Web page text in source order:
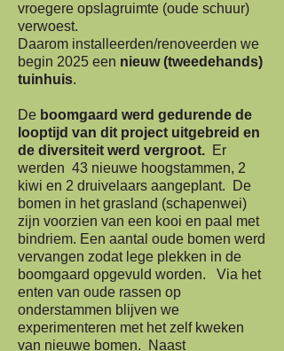
vroegere opslagruimte (oude schuur)
verwoest.
Daarom installeerden/renoveerden we
begin 2025 een nieuw (tweedehands)
tuinhuis.
De boomgaard werd gedurende de
looptijd van dit project uitgebreid en
de diversiteit werd vergroot. Er
werden 43 nieuwe hoogstammen, 2
kiwi en 2 druivelaars aangeplant. De
bomen in het grasland (schapenwei)
zijn voorzien van een kooi en paal met
bindriem. Een aantal oude bomen werd
vervangen zodat lege plekken in de
boomgaard opgevuld worden. Via het
enten van oude rassen op
onderstammen blijven we
experimenteren met het zelf kweken
van nieuwe bomen. Naast